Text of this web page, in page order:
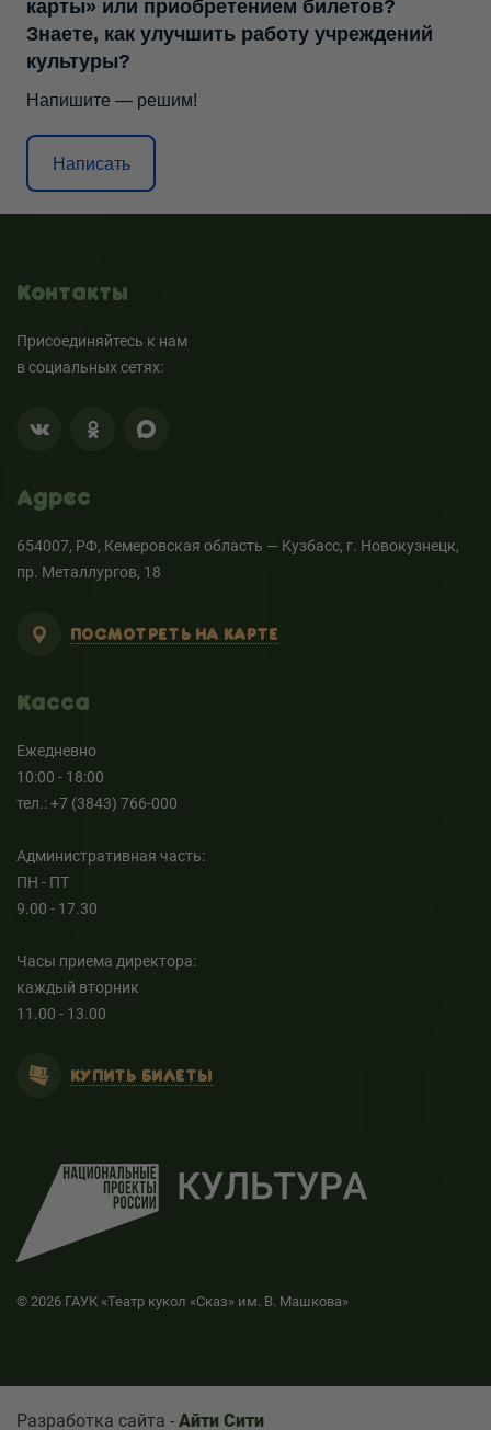
карты» или приобретением билетов?
Знаете, как улучшить работу учреждений
культуры?
Напишите — решим!
Написать
Контакты
Присоединяйтесь к нам
в социальных сетях:
Адрес
654007, РФ, Кемеровская область — Кузбасс, г. Новокузнецк,
пр. Металлургов, 18
ПОСМОТРЕТЬ НА КАРТЕ
Касса
Ежедневно
10:00 - 18:00
тел.: +7 (3843) 766-000
Административная часть:
ПН - ПТ
9.00 - 17.30
Часы приема директора:
каждый вторник
11.00 - 13.00
КУПИТЬ БИЛЕТЫ
© 2026 ГАУК «Театр кукол «Сказ» им. В. Машкова»
Разработка сайта - Айти Сити